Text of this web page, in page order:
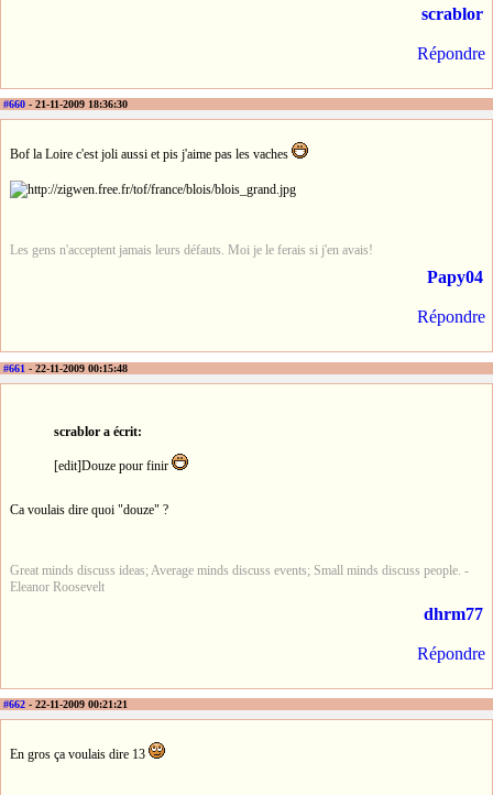
scrablor
Répondre
#660 - 21-11-2009 18:36:30
Bof la Loire c'est joli aussi et pis j'aime pas les vaches
Les gens n'acceptent jamais leurs défauts. Moi je le ferais si j'en avais!
Papy04
Répondre
#661 - 22-11-2009 00:15:48
scrablor a écrit:
[edit]Douze pour finir
Ca voulais dire quoi "douze" ?
Great minds discuss ideas; Average minds discuss events; Small minds discuss people. -
Eleanor Roosevelt
dhrm77
Répondre
#662 - 22-11-2009 00:21:21
En gros ça voulais dire 13